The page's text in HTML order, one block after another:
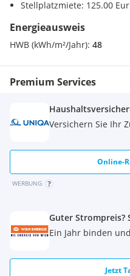
Stellplatzmiete: 125.00 Eur
Energieausweis
HWB (kWh/m²/Jahr): 48
Premium Services
Versichern Sie Ihr
Online-
WERBUNG
Guter Strompreis?
Ein Jahr binden
Jetzt